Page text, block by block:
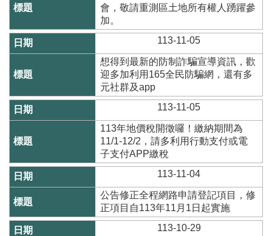
意
交
下
載
專
區
主
專
區
其
他
服
會，敬請重測區土地所有權人踴躍參
加。
113-11-05
想得到最新的防制詐騙宣導資訊，歡
迎多加利用165全民防騙網，還有多
元社群及app
113-11-05
113年地價稅開徵囉！繳納期間為
11/1-12/2，請多利用行動支付或電
子支付APP繳稅
113-11-04
公告修正全程網路申請登記項目，修
正項目自113年11月1日起實施
113-10-29